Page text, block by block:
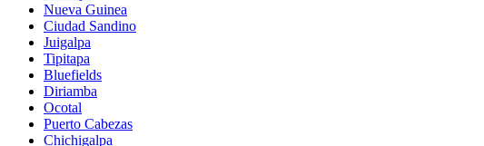
Nueva Guinea
Ciudad Sandino
Juigalpa
Tipitapa
Bluefields
Diriamba
Ocotal
Puerto Cabezas
Chichigalpa